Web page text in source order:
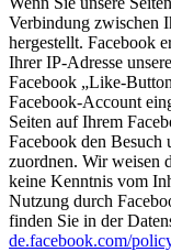
Verbindung zwischen
hergestellt. Facebook
Ihrer IP-Adresse
Facebook „Like-
Facebook-Account
Seiten auf Ihrem
Facebook den Besuch
zuordnen. Wir weisen
keine Kenntnis vom
Nutzung durch
finden Sie in der
de.facebook.com/